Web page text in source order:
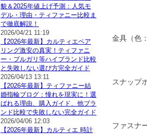
金具（色
スナップ
ファスナ
貌＆2025年値上げ予測：人気モ
デル・理由・ティファニー比較ま
で徹底解説！
2026/04/21 11:19
【2026年最新】カルティエペア
リング激安の真実！ティファニ
ー・ブルガリ等ハイブランド比較
と失敗しない選び方完全ガイド
2026/04/13 13:11
【2026年最新】ティファニー結
婚指輪ブログ：憧れを現実に！選
ばれる理由、購入ガイド、他ブラ
ンド比較で失敗しない完全ガイド
2026/04/06 12:03
【2026年最新】カルティエ 時計